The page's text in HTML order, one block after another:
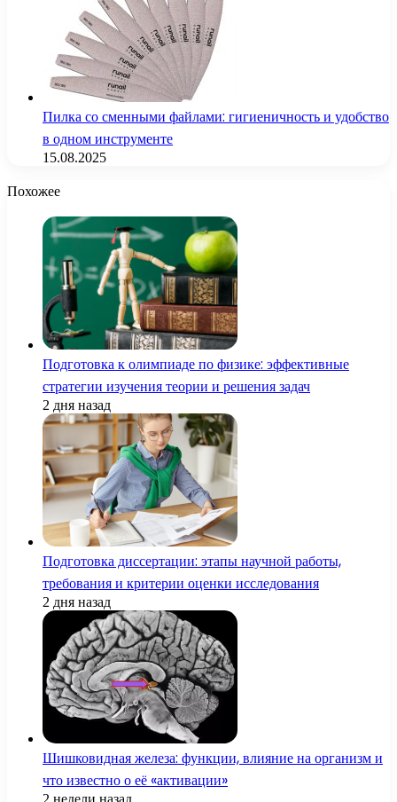
Пилка со сменными файлами: гигиеничность и удобство
в одном инструменте
15.08.2025
Похожее
Подготовка к олимпиаде по физике: эффективные
стратегии изучения теории и решения задач
2 дня назад
Подготовка диссертации: этапы научной работы,
требования и критерии оценки исследования
2 дня назад
Шишковидная железа: функции, влияние на организм и
что известно о её «активации»
2 недели назад